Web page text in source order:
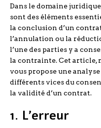
Dans le domaine
sont des éléments
la conclusion d’un
l’annulation ou la
l’une des parties y a
la contrainte. Cet article,
vous propose une
différents vices du
la validité d’un contrat.
1. L’erreur